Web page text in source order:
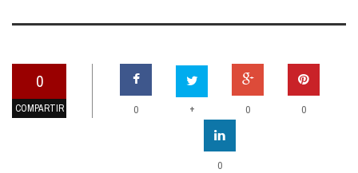
0
COMPARTIR 0 + 0 0
0